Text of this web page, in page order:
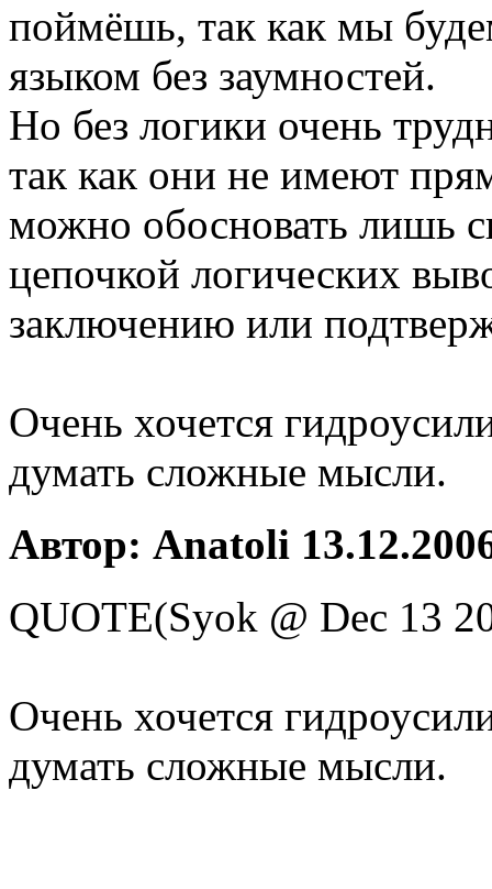
поймёшь, так как мы
языком без заумностей.
Но без логики очень
так как они не имеют
можно обосновать лишь
цепочкой логических
заключению или
Очень хочется
думать сложные мысли.
Автор: Anatoli
QUOTE(Syok @ Dec 13
Очень хочется
думать сложные мысли.